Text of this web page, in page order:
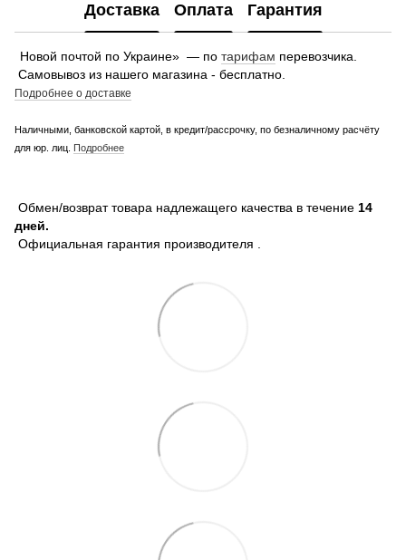
Доставка Оплата Гарантия
Новой почтой по Украине» — по тарифам перевозчика.
Самовывоз из нашего магазина - бесплатно.
Подробнее о доставке
Наличными, банковской картой, в кредит/рассрочку, по безналичному расчёту
для юр. лиц. Подробнее
Обмен/возврат товара надлежащего качества в течение 14
дней.
Официальная гарантия производителя .